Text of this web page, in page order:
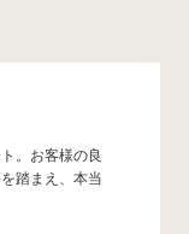
。お客様の良
踏まえ、本当